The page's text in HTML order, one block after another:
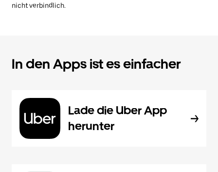
nicht verbindlich.
In den Apps ist es einfacher
Lade die Uber App
herunter